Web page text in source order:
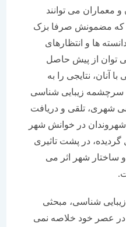
می توانند
مضمونش صرفا بزک
و انتظارهای
از پیش حاصل
نتایجی را به
زیبایی شناسی
تلقی و دریافت
در خوانش شهر
در پشت تاثیری
شهر اثر می
شناسی، مبحثی
خود خلاصه نمی